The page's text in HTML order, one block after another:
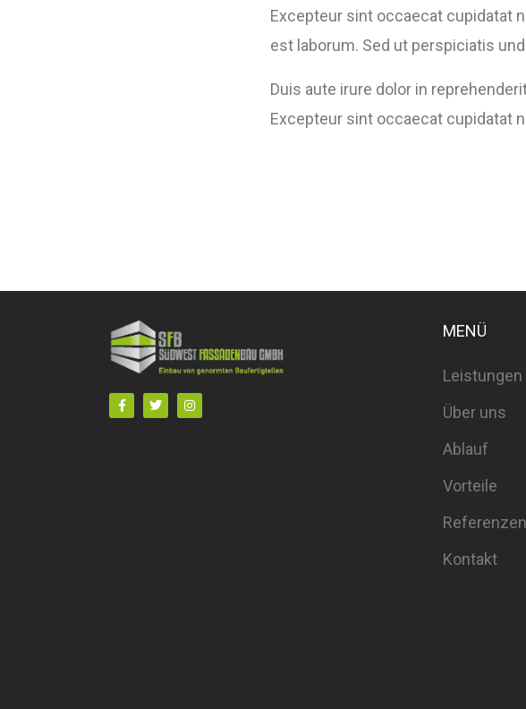
Excepteur sint occaecat cupidatat
est laborum. Sed ut perspiciatis
Duis aute irure dolor in
Excepteur sint occaecat cupidatat
MENÜ
Leistungen
Über uns
Ablauf
Vorteile
Referenzen
Kontakt